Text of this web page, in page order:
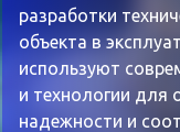
разработки
объекта в
используют
и технологии для
надежности и